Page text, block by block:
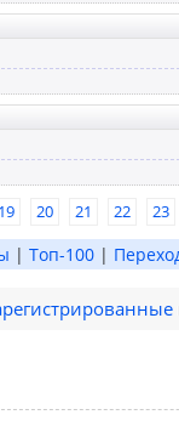
19 20 21 22 23
| Топ-100 |